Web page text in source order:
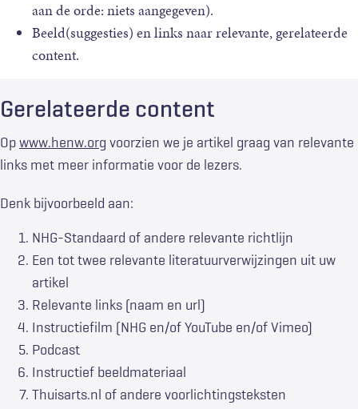
aan de orde: niets aangegeven).
Beeld(suggesties) en links naar relevante, gerelateerde
content.
Gerelateerde content
Op www.henw.org voorzien we je artikel graag van relevante
links met meer informatie voor de lezers.
Denk bijvoorbeeld aan:
NHG-Standaard of andere relevante richtlijn
Een tot twee relevante literatuurverwijzingen uit uw
artikel
Relevante links (naam en url)
Instructiefilm (NHG en/of YouTube en/of Vimeo)
Podcast
Instructief beeldmateriaal
Thuisarts.nl of andere voorlichtingsteksten